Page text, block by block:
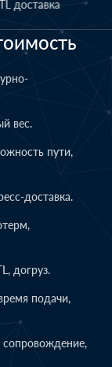
вес.
пути,
доставка.
догруз.
подачи,
сопровождение,
LTL